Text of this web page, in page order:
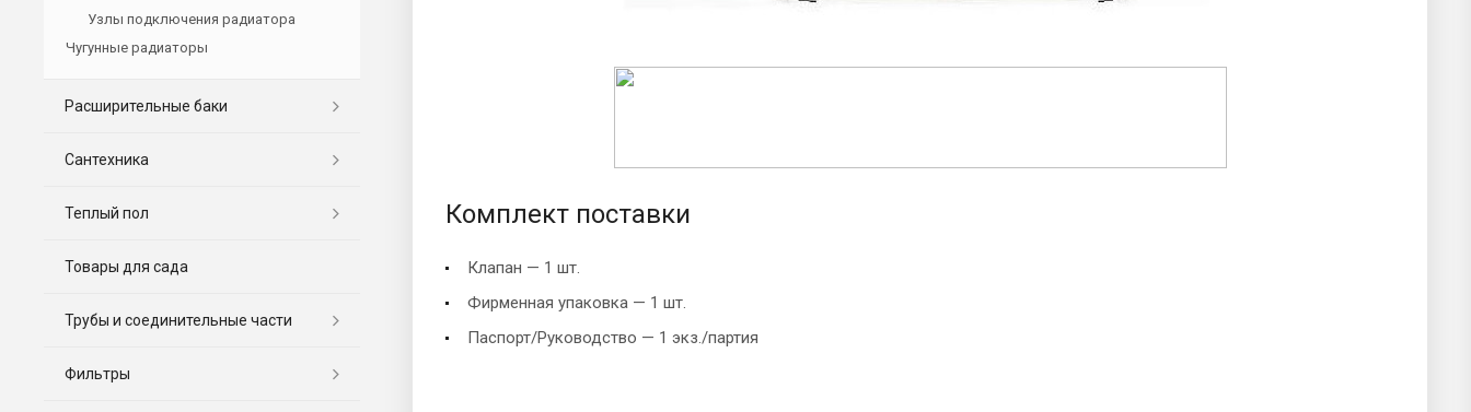
Комплект поставки
Клапан — 1 шт.
Фирменная упаковка — 1 шт.
Паспорт/Руководство — 1 экз./партия
Узлы подключения радиатора
Чугунные радиаторы
Расширительные баки
Сантехника
Теплый пол
Товары для сада
Трубы и соединительные части
Фильтры